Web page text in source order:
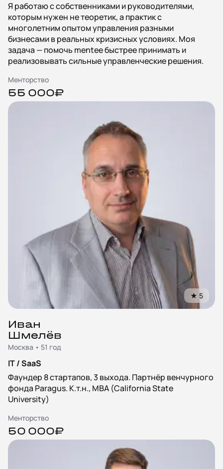
Я работаю с собственниками и руководителями,
которым нужен не теоретик, а практик с
многолетним опытом управления разными
бизнесами в реальных кризисных условиях. Моя
задача — помочь mentee быстрее принимать и
реализовывать сильные управленческие решения.
Менторство
55 000₽
★ 5
Иван
Шмелёв
Москва • 51 год
IT / SaaS
Фаундер 8 стартапов, 3 выхода. Партнёр венчурного
фонда Paragus. К.т.н., MBA (California State
University)
Менторство
50 000₽